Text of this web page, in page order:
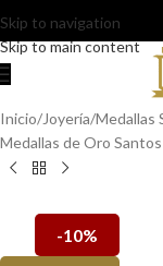
Skip to navigation
Skip to main content
Inicio/Joyería/Medallas
Medallas de Oro
-10%